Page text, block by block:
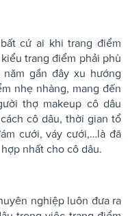
cứ ai khi trang điểm
trang điểm phải phù
gần đây xu hướng
nhẹ nhàng, mang đến
thợ makeup cô dâu
cô dâu, thời gian tổ
cưới, váy cưới,…là đã
nhất cho cô dâu.
nghiệp luôn đưa ra